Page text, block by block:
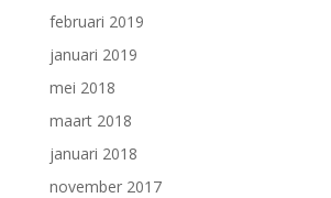
februari 2019
januari 2019
mei 2018
maart 2018
januari 2018
november 2017